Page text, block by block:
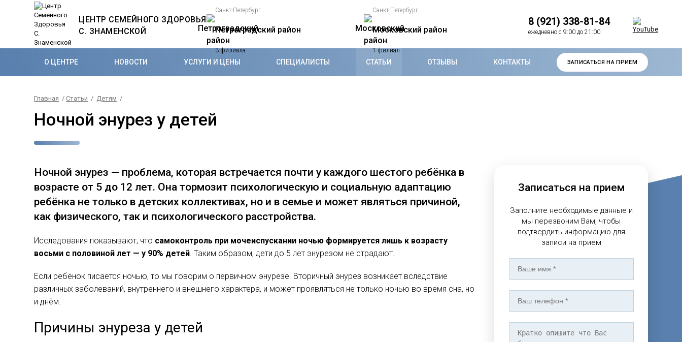
ЦЕНТР СЕМЕЙНОГО ЗДОРОВЬЯ
С. ЗНАМЕНСКОЙ
Санкт-Петербург
Петроградский район
3 филиала
Санкт-Петербург
Московский район
1 филиал
8 (921) 338-81-84
ежедневно с 9:00 до 21:00
О ЦЕНТРЕ НОВОСТИ УСЛУГИ И ЦЕНЫ СПЕЦИАЛИСТЫ СТАТЬИ ОТЗЫВЫ КОНТАКТЫ ЗАПИСАТЬСЯ НА ПРИЕМ
Главная /Статьи / Детям /
Ночной энурез у детей
Ночной энурез — проблема, которая встречается почти у каждого шестого ребёнка в
возрасте от 5 до 12 лет. Она тормозит психологическую и социальную адаптацию
ребёнка не только в детских коллективах, но и в семье и может являться причиной,
как физического, так и психологического расстройства.
Исследования показывают, что самоконтроль при мочеиспускании ночью формируется лишь к возрасту
восьми с половиной лет — у 90% детей. Таким образом, дети до 5 лет энурезом не страдают.
Если ребёнок писается ночью, то мы говорим о первичном энурезе. Вторичный энурез возникает вследствие
различных заболеваний, внутреннего и внешнего характера, и может проявляться не только ночью во время сна, но
и днём.
Причины энуреза у детей
Записаться на прием
Заполните необходимые данные и
мы перезвоним Вам, чтобы
подтвердить информацию для
записи на прием